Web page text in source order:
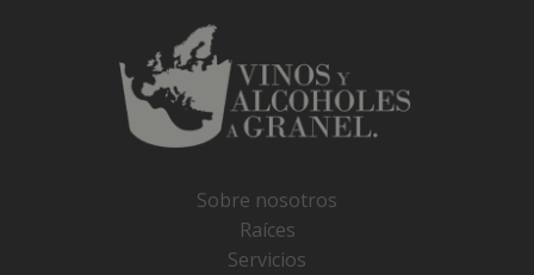
Sobre nosotros
Raíces
Servicios